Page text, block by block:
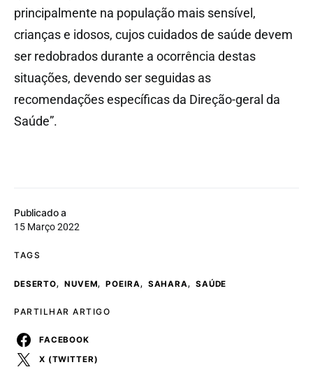
Publicado a
15 Março 2022
TAGS
DESERTO, NUVEM, POEIRA, SAHARA, SAÚDE
PARTILHAR ARTIGO
FACEBOOK
X (TWITTER)
principalmente na população mais sensível,
crianças e idosos, cujos cuidados de saúde devem
ser redobrados durante a ocorrência destas
situações, devendo ser seguidas as
recomendações específicas da Direção-geral da
Saúde”.